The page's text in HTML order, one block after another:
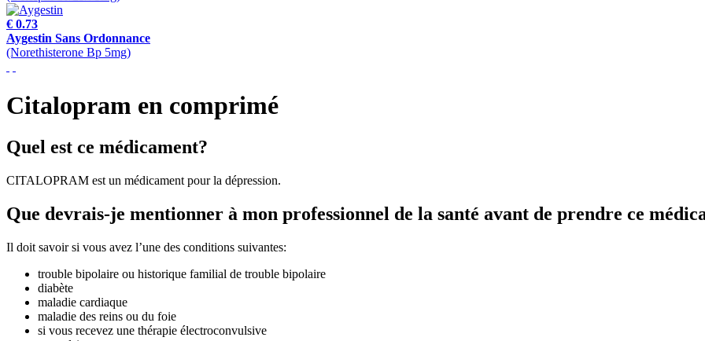
€ 0.73
Aygestin Sans Ordonnance
(Norethisterone Bp 5mg)
Citalopram en comprimé
Quel est ce médicament?
CITALOPRAM est un médicament pour la dépression.
Que devrais-je mentionner à mon professionnel de la santé avant de prendre ce
Il doit savoir si vous avez l’une des conditions suivantes:
trouble bipolaire ou historique familial de trouble bipolaire
diabète
maladie cardiaque
maladie des reins ou du foie
si vous recevez une thérapie électroconvulsive